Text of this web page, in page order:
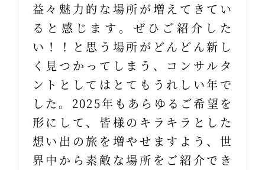
益々魅力的な場所が増えてきてい
ると感じます。ぜひご紹介した
い！！と思う場所がどんどん新し
く見つかってしまう、コンサルタ
ントとしてはとてもうれしい年で
した。2025年もあらゆるご希望を
形にして、皆様のキラキラとした
想い出の旅を増やせますよう、世
界中から素敵な場所をご紹介でき